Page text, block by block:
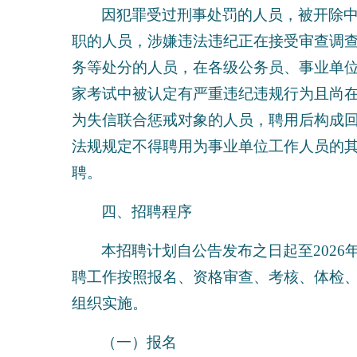
因犯罪受过刑事处罚的人员，被开除
职的人员，涉嫌违法违纪正在接受审查调
务等处分的人员，在各级公务员、事业单
家考试中被认定有严重违纪违规行为且尚
为失信联合惩戒对象的人员，聘用后构成
法规规定不得聘用为事业单位工作人员的
聘。
四、招聘程序
本招聘计划自公告发布之日起至2026
聘工作按照报名、资格审查、考核、体检
组织实施。
（一）报名